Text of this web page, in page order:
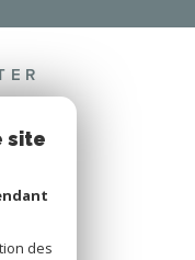
site
des